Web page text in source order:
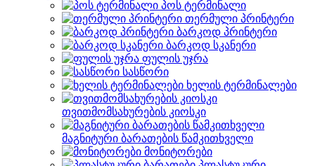
პოს ტერმინალი
თერმული პრინტერი
ბარკოდ პრინტერი
ბარკოდ სკანერი
ფულის უჯრა
სასწორი
ხელის ტერმინალები
თვითმომსახურების კიოსკი
მაგნიტური ბარათების წამკითხველი
მონიტორები